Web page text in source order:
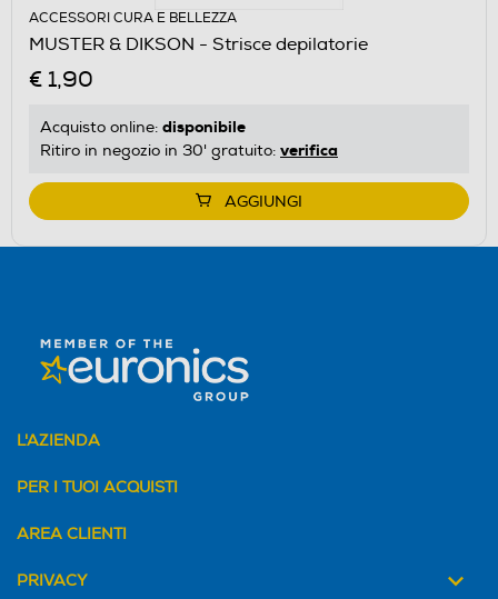
ACCESSORI CURA E BELLEZZA
MUSTER & DIKSON - Strisce depilatorie
€ 1,90
Acquisto online: disponibile
Ritiro in negozio in 30' gratuito: verifica
AGGIUNGI
L'AZIENDA
PER I TUOI ACQUISTI
AREA CLIENTI
PRIVACY